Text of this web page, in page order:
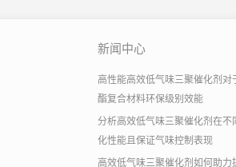
新闻中心
高性能高效低气味三聚催化剂对
酯复合材料环保级别效能
分析高效低气味三聚催化剂在不
化性能且保证气味控制表现
高效低气味三聚催化剂如何助力